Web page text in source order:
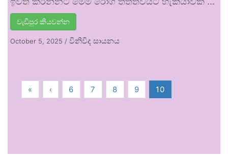
වැඩිපුර කියවන්න
October 5, 2025 / විනිවිද සායනය
« ‹ 6 7 8 9 10